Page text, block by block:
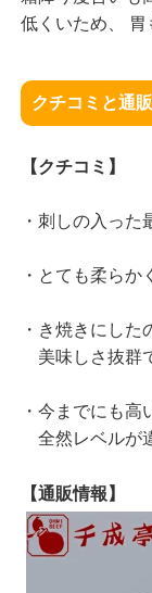
低くいため、 胃
クチコミと通
【クチコミ】
・刺しの入った
・とても柔らか
・き焼きにした
美味しさ抜群
・今までにも
全然レベルが
【通販情報】